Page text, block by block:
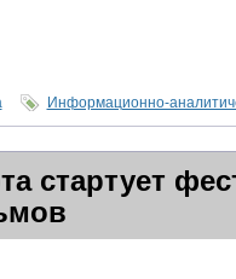
Информационно-
стартует